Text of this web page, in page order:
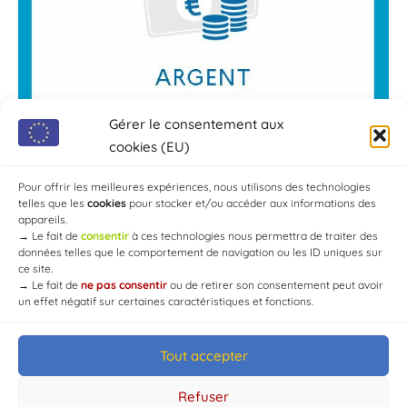
Gérer le consentement aux
cookies (EU)
Pour offrir les meilleures expériences, nous utilisons des technologies
telles que les cookies pour stocker et/ou accéder aux informations des
appareils.
→ Le fait de consentir à ces technologies nous permettra de traiter des
données telles que le comportement de navigation ou les ID uniques sur
ce site.
→ Le fait de ne pas consentir ou de retirer son consentement peut avoir
un effet négatif sur certaines caractéristiques et fonctions.
Tout accepter
Refuser
© Mairie de Chaource [2004-2024] | Tous droits réservés.
Developed byWEB3-DESIGN